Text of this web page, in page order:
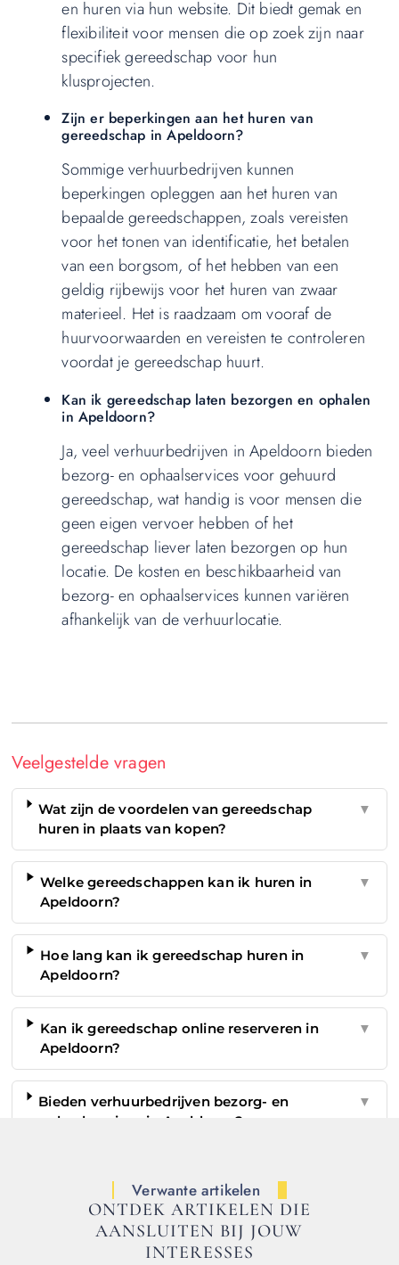
en huren via hun website. Dit biedt gemak en
flexibiliteit voor mensen die op zoek zijn naar
specifiek gereedschap voor hun
klusprojecten.
Zijn er beperkingen aan het huren van
gereedschap in Apeldoorn?
Sommige verhuurbedrijven kunnen
beperkingen opleggen aan het huren van
bepaalde gereedschappen, zoals vereisten
voor het tonen van identificatie, het betalen
van een borgsom, of het hebben van een
geldig rijbewijs voor het huren van zwaar
materieel. Het is raadzaam om vooraf de
huurvoorwaarden en vereisten te controleren
voordat je gereedschap huurt.
Kan ik gereedschap laten bezorgen en ophalen
in Apeldoorn?
Ja, veel verhuurbedrijven in Apeldoorn bieden
bezorg- en ophaalservices voor gehuurd
gereedschap, wat handig is voor mensen die
geen eigen vervoer hebben of het
gereedschap liever laten bezorgen op hun
locatie. De kosten en beschikbaarheid van
bezorg- en ophaalservices kunnen variëren
afhankelijk van de verhuurlocatie.
Veelgestelde vragen
Wat zijn de voordelen van gereedschap
huren in plaats van kopen?
▼
Welke gereedschappen kan ik huren in
Apeldoorn?
▼
Hoe lang kan ik gereedschap huren in
Apeldoorn?
▼
Kan ik gereedschap online reserveren in
Apeldoorn?
▼
Bieden verhuurbedrijven bezorg- en
ophaalservices in Apeldoorn?
▼
Verwante artikelen
ONTDEK ARTIKELEN DIE
AANSLUITEN BIJ JOUW
INTERESSES